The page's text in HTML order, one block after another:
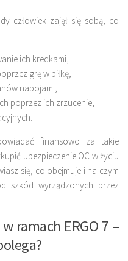
człowiek zajął się sobą, co
ich kredkami,
grę w piłkę,
napojami,
poprzez ich zrzucenie,
finansowo za takie
ubezpieczenie OC w życiu
się, co obejmuje i na czym
szkód wyrządzonych przez
ramach ERGO 7 –